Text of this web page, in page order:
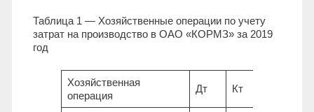
Таблица 1 — Хозяйственные операции по учету
затрат на производство в ОАО «КОРМЗ» за 2019
год
Хозяйственная
операция
Дт Кт